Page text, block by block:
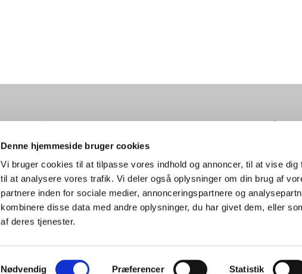
Denne hjemmeside bruger cookies
Vi bruger cookies til at tilpasse vores indhold og annoncer, til at vise
til at analysere vores trafik. Vi deler også oplysninger om din brug af
partnere inden for sociale medier, annonceringspartnere og
kombinere disse data med andre oplysninger, du har givet dem, eller
af deres tjenester.
Nødvendig Præferencer Statistik
Tilgængelighedserklæring